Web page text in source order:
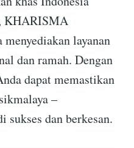
KHARISMA
layanan
dan ramah. Dengan
dapat memastikan
–
dan berkesan.